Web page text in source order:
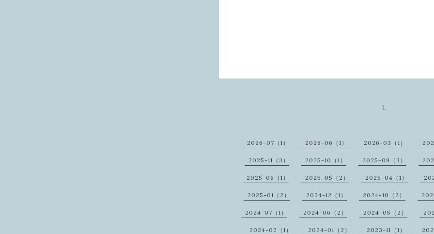
1
2026-07（1） 2026-06（1） 2026-03（1）
2025-11（3） 2025-10（1） 2025-09（3）
2025-06（1） 2025-05（2） 2025-04（1）
2025-01（2） 2024-12（1） 2024-10（2）
2024-07（1） 2024-06（2） 2024-05（2）
2024-02（1） 2024-01（2） 2023-11（1）